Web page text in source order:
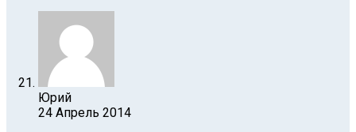
Юрий
24 Апрель 2014